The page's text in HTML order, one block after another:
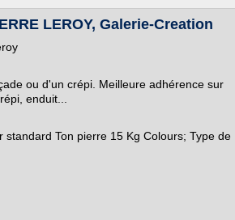
LEROY, Galerie-Creation
ou d'un crépi. Meilleure adhérence sur
enduit...
Ton pierre 15 Kg Colours; Type de